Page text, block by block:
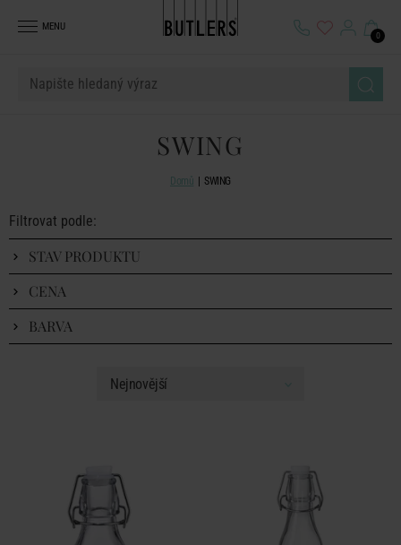
MENU
0
SWING
Domů SWING
Filtrovat podle:
STAV PRODUKTU
CENA
BARVA